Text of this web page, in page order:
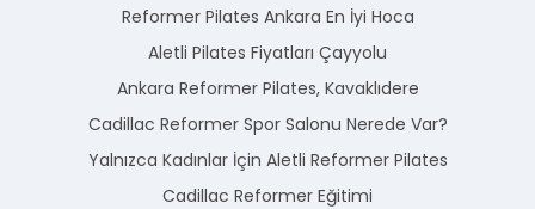
Reformer Pilates Ankara En İyi Hoca
Aletli Pilates Fiyatları Çayyolu
Ankara Reformer Pilates, Kavaklıdere
Cadillac Reformer Spor Salonu Nerede Var?
Yalnızca Kadınlar İçin Aletli Reformer Pilates
Cadillac Reformer Eğitimi